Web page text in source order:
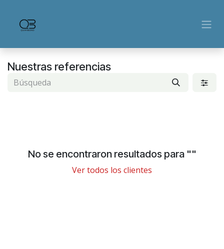
Nuestras referencias
No se encontraron resultados para ""
Ver todos los clientes